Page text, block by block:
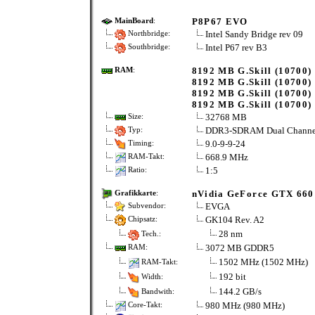
MainBoard: P8P67 EVO
Northbridge: Intel Sandy Bridge rev 09
Southbridge: Intel P67 rev B3
RAM:
8192 MB G.Skill (10700)
8192 MB G.Skill (10700)
8192 MB G.Skill (10700)
8192 MB G.Skill (10700)
Size: 32768 MB
Typ: DDR3-SDRAM Dual
Timing: 9.0-9-9-24
RAM-Takt: 668.9 MHz
Ratio: 1:5
Grafikkarte: nVidia GeForce GTX
Subvendor: EVGA
Chipsatz: GK104 Rev. A2
Tech.: 28 nm
RAM: 3072 MB GDDR5
RAM-Takt: 1502 MHz (1502 MHz)
Width: 192 bit
Bandwith: 144.2 GB/s
Core-Takt: 980 MHz (980 MHz)